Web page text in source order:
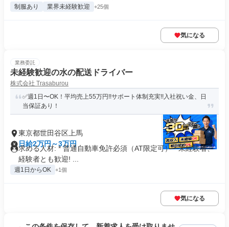
制服あり 業界未経験歓迎 +25個
気になる
業務委託
未経験歓迎の水の配送ドライバー
株式会社 Trasaburou
✅週1日〜OK！平均売上55万円!!サポート体制充実!!入社祝い金、日
当保証あり！
東京都世田谷区上馬
日給2万円～3万円
求める人材: * 普通自動車免許必須（AT限定可） * 未経験者、
経験者とも歓迎! ...
週1日からOK +1個
気になる